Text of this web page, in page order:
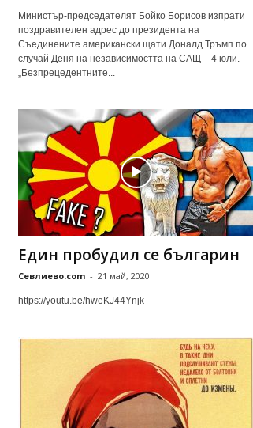
Министър-председателят Бойко Борисов изпрати
поздравителен адрес до президента на
Съединените американски щати Доналд Тръмп по
случай Деня на независимостта на САЩ – 4 юли.
„Безпрецедентните...
Един пробудил се българин
Севлиево.com - 21 май, 2020
https://youtu.be/hweKJ44Ynjk